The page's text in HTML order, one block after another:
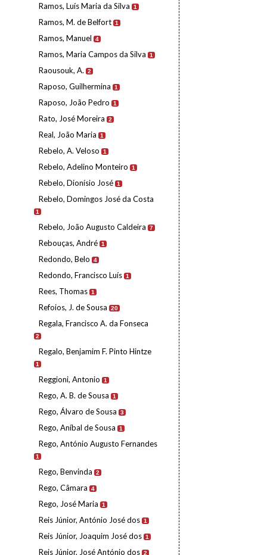
Ramos, Luís Maria da Silva 1
Ramos, M. de Belfort 1
Ramos, Manuel 4
Ramos, Maria Campos da Silva 1
Raousouk, A. 2
Raposo, Guilhermina 1
Raposo, João Pedro 1
Rato, José Moreira 2
Real, João Maria 1
Rebelo, A. Veloso 1
Rebelo, Adelino Monteiro 1
Rebelo, Dionísio José 1
Rebelo, Domingos José da Costa
1
Rebelo, João Augusto Caldeira 7
Rebouças, André 1
Redondo, Belo 4
Redondo, Francisco Luís 1
Rees, Thomas 1
Refoios, J. de Sousa 20
Regala, Francisco A. da Fonseca
2
Regalo, Benjamim F. Pinto Hintze
1
Reggioni, Antonio 1
Rego, A. B. de Sousa 1
Rego, Álvaro de Sousa 3
Rego, Aníbal de Sousa 1
Rego, António Augusto Fernandes
1
Rego, Benvinda 2
Rego, Câmara 4
Rego, José Maria 1
Reis Júnior, António José dos 1
Reis Júnior, Joaquim José dos 1
Reis Júnior, José António dos 2